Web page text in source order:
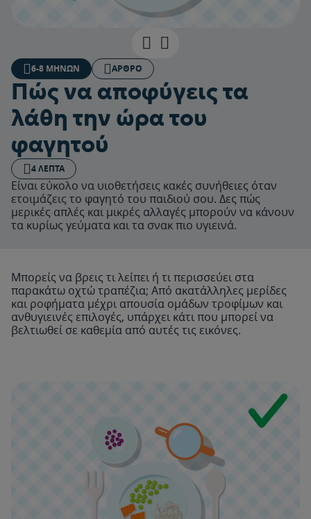
6-8 ΜΗΝΏΝ ΆΡΘΡΟ
Πώς να αποφύγεις τα
λάθη την ώρα του
φαγητού
4 ΛΕΠΤΆ
Είναι εύκολο να υιοθετήσεις κακές συνήθειες όταν
ετοιμάζεις το φαγητό του παιδιού σου. Δες πώς
μερικές απλές και μικρές αλλαγές μπορούν να κάνουν
τα κυρίως γεύματα και τα σνακ πιο υγιεινά.
Μπορείς να βρεις τι λείπει ή τι περισσεύει στα
παρακάτω οχτώ τραπέζια; Από ακατάλληλες μερίδες
και ροφήματα μέχρι απουσία ομάδων τροφίμων και
ανθυγιεινές επιλογές, υπάρχει κάτι που μπορεί να
βελτιωθεί σε καθεμία από αυτές τις εικόνες.